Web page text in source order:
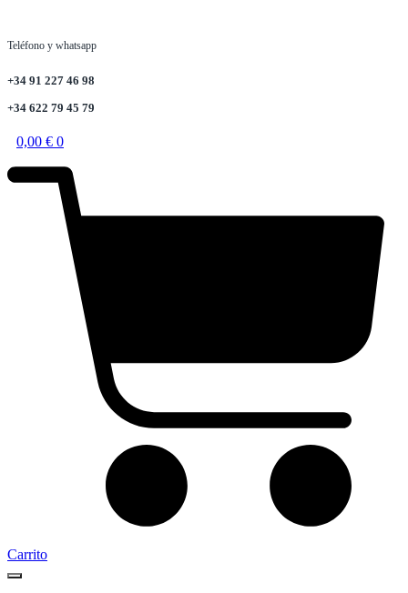
Teléfono y whatsapp
+34 91 227 46 98
+34 622 79 45 79
0,00 € 0
Carrito